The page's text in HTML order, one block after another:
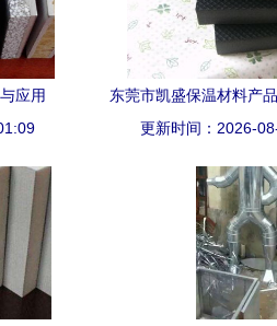
应用
东莞市凯盛保温材料产
小企业商务
更新时间：2026-